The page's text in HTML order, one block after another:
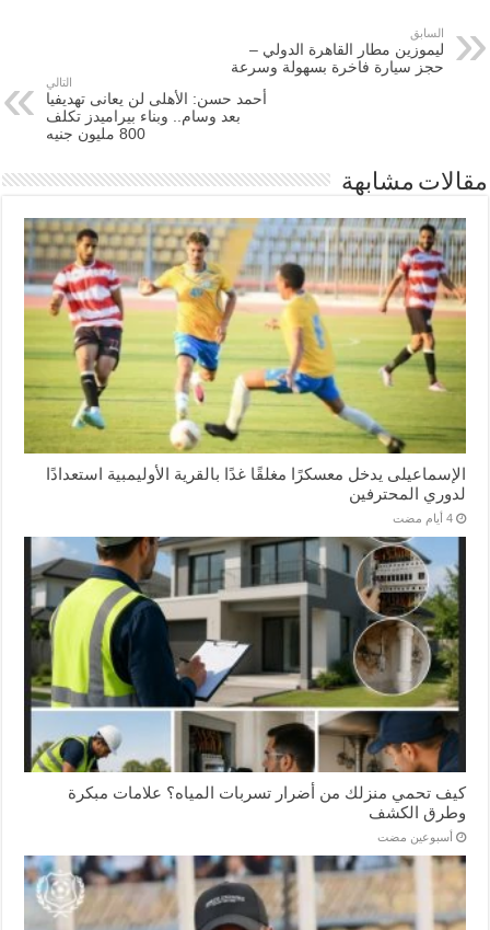
السابق
ليموزين مطار القاهرة الدولي –
حجز سيارة فاخرة بسهولة وسرعة
التالي
أحمد حسن: الأهلى لن يعانى تهديفيا
بعد وسام.. وبناء بيراميدز تكلف
800 مليون جنيه
مقالات مشابهة
الإسماعیلی یدخل معسكرًا مغلقًا غدًا بالقرية الأوليمبية استعدادًا
لدوري المحترفين
‏4 أيام مضت
كيف تحمي منزلك من أضرار تسربات المياه؟ علامات مبكرة
وطرق الكشف
‏أسبوعين مضت